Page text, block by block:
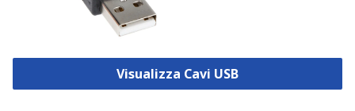
Visualizza Cavi USB